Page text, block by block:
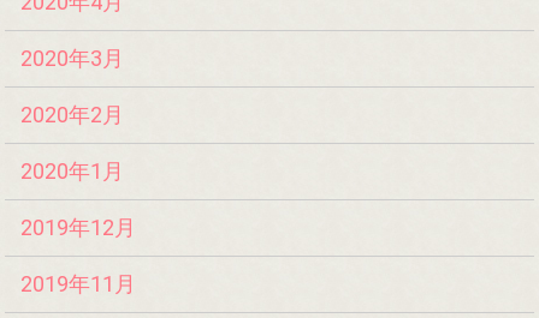
2020年3月
2020年2月
2020年1月
2019年12月
2019年11月